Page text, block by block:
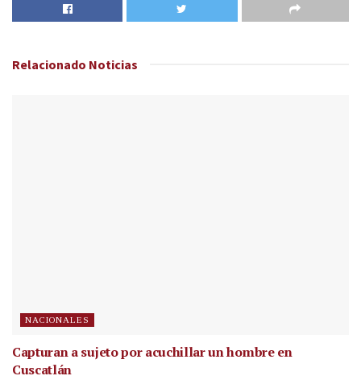
Relacionado Noticias
NACIONALES
Capturan a sujeto por acuchillar un hombre en
Cuscatlán